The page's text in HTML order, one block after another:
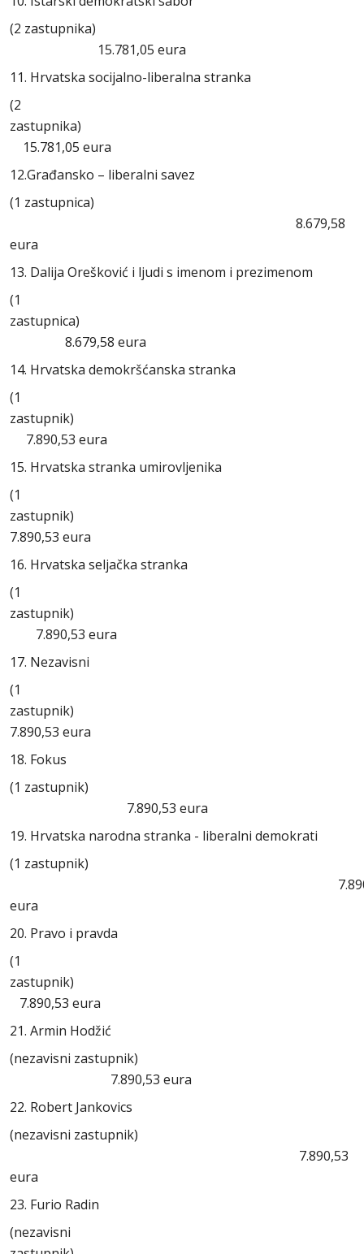
(2 zastupnika)
15.781,05 eura
11. Hrvatska socijalno-liberalna stranka
(2
15.781,05 eura
12.Građansko – liberalni savez
(1 zastupnica)
8.679,58
eura
13. Dalija Orešković i ljudi s imenom i prezimenom
(1
8.679,58 eura
14. Hrvatska demokršćanska stranka
(1
7.890,53 eura
15. Hrvatska stranka umirovljenika
(1
7.890,53 eura
16. Hrvatska seljačka stranka
(1
7.890,53 eura
17. Nezavisni
(1
7.890,53 eura
18. Fokus
(1 zastupnik)
7.890,53 eura
19. Hrvatska narodna stranka - liberalni demokrati
(1 zastupnik)
eura
20. Pravo i pravda
(1
7.890,53 eura
21. Armin Hodžić
(nezavisni zastupnik)
7.890,53 eura
22. Robert Jankovics
(nezavisni zastupnik)
7.890,53
eura
23. Furio Radin
(nezavisni